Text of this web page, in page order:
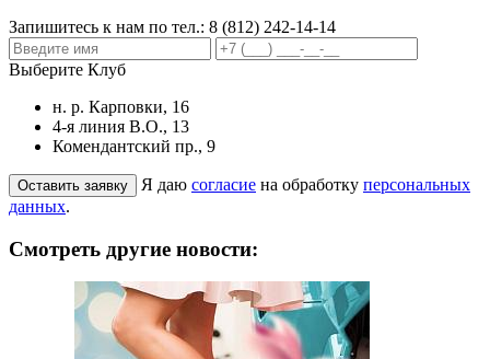
Запишитесь к нам по тел.: 8 (812) 242-14-14
Выберите Клуб
н. р. Карповки, 16
4-я линия В.О., 13
Комендантский пр., 9
Я даю согласие на обработку персональных
данных.
Смотреть другие новости: